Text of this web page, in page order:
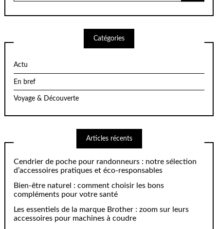
Catégories
Actu
En bref
Voyage & Découverte
Articles récents
Cendrier de poche pour randonneurs : notre sélection
d’accessoires pratiques et éco-responsables
Bien-être naturel : comment choisir les bons
compléments pour votre santé
Les essentiels de la marque Brother : zoom sur leurs
accessoires pour machines à coudre